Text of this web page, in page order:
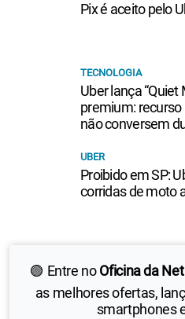
🟢 Entre noOficina da
as melhores ofertas,
smartphones
Pix é aceito pelo
TECNOLOGIA
Uber lança
premium:
não conversem
UBER
Proibido em SP:
corridas de moto